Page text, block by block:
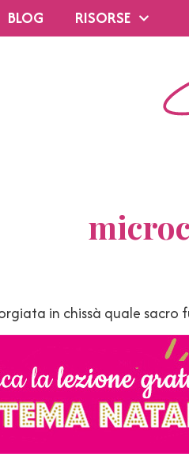
BLOG RISORSE
in chissà quale sacro